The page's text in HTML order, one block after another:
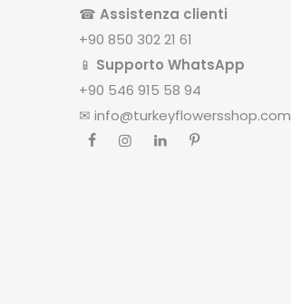
☎ Assistenza clienti
+90 850 302 21 61
📱 Supporto WhatsApp
+90 546 915 58 94
✉ info@turkeyflowersshop.com